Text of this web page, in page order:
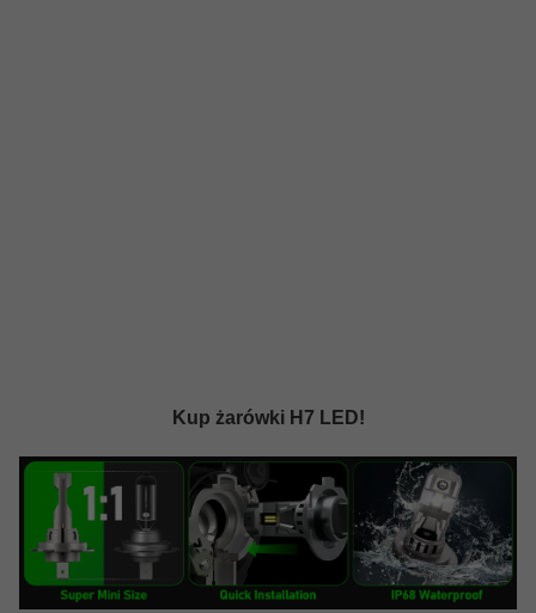
Kup żarówki H7 LED!